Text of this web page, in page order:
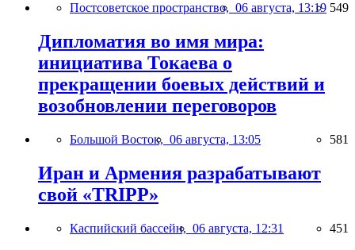
Постсоветское пространство, 06 августа, 13:19 549
Дипломатия во имя мира:
инициатива Токаева о
прекращении боевых действий и
возобновлении переговоров
Большой Восток, 06 августа, 13:05 581
Иран и Армения разрабатывают
свой «TRIPP»
Каспийский бассейн, 06 августа, 12:31 451